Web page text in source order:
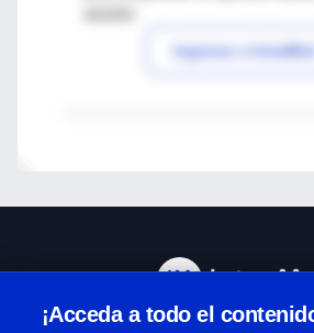
Ingresar a IntraMed
¡Acceda a todo el